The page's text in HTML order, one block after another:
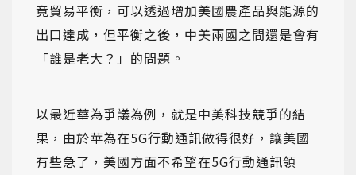
竟貿易平衡，可以透過增加美國農產品與能源的
出口達成，但平衡之後，中美兩國之間還是會有
「誰是老大？」的問題。
以最近華為爭議為例，就是中美科技競爭的結
果，由於華為在5G行動通訊做得很好，讓美國
有些急了，美國方面不希望在5G行動通訊領